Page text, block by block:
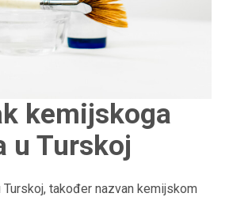
kemijskoga
u Turskoj
također nazvan kemijskom